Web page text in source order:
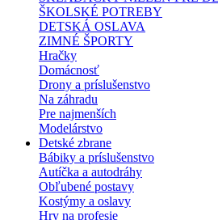
ŠKOLSKÉ POTREBY
DETSKÁ OSLAVA
ZIMNÉ ŠPORTY
Hračky
Domácnosť
Drony a príslušenstvo
Na záhradu
Pre najmenších
Modelárstvo
Detské zbrane
Bábiky a príslušenstvo
Autíčka a autodráhy
Obľubené postavy
Kostýmy a oslavy
Hry na profesie